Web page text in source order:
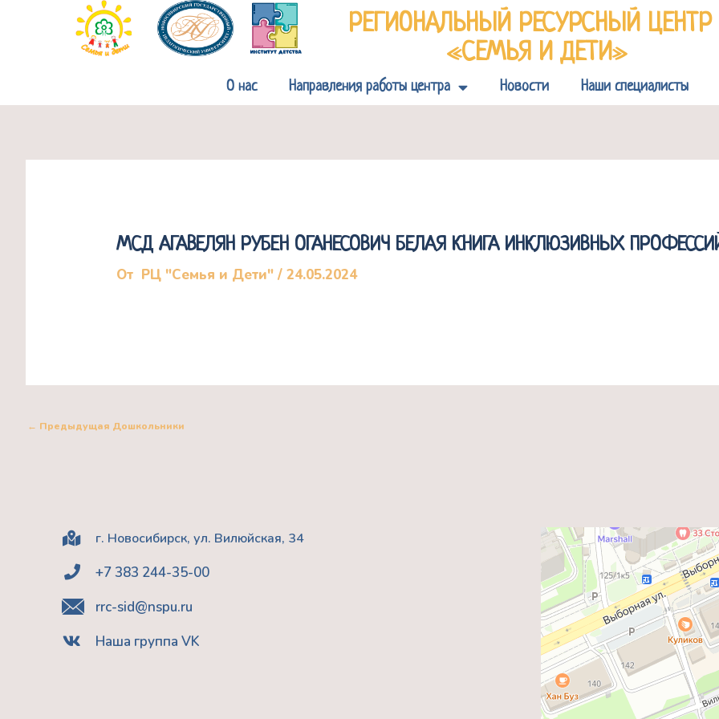
содержимому
РЕГИОНАЛЬНЫЙ РЕСУРСНЫЙ ЦЕНТР
«СЕМЬЯ И ДЕТИ»
О нас Направления работы центра Новости Наши специалисты
МСД АГАВЕЛЯН РУБЕН ОГАНЕСОВИЧ БЕЛАЯ КНИГА ИНКЛЮЗИВНЫХ
От РЦ "Семья и Дети"/24.05.2024
← Предыдущая Дошкольники
г. Новосибирск, ул. Вилюйская, 34
+7 383 244-35-00
rrc-sid@nspu.ru
Наша группа VK